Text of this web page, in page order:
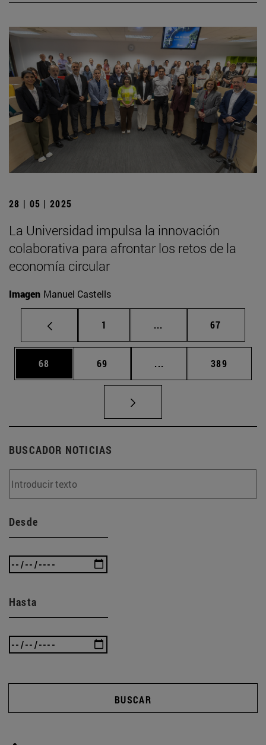
28 | 05 | 2025
La Universidad impulsa la innovación
colaborativa para afrontar los retos de la
economía circular
Imagen Manuel Castells
Página
1 ... Páginas intermedias
Página
67
Página
68 Página
69 ... Páginas intermedias
Página
389
BUSCADOR NOTICIAS
Desde
Hasta
BUSCAR